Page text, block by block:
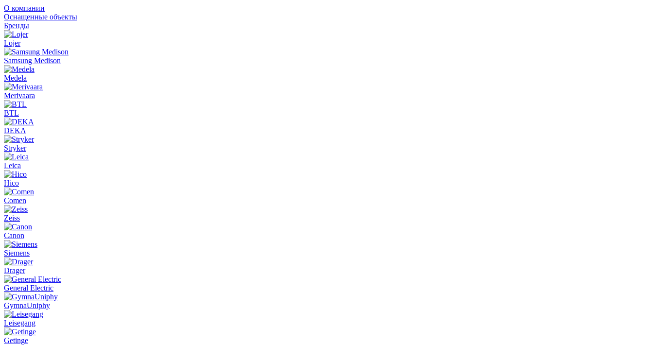
О компании
Оснащенные объекты
Бренды
Lojer
Samsung Medison
Medela
Merivaara
BTL
DEKA
Stryker
Leica
Hico
Comen
Zeiss
Canon
Siemens
Drager
General Electric
GymnaUniphy
Leisegang
Getinge